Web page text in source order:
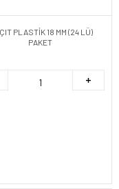
PLASTİK 18 MM (24 LÜ)
PAKET